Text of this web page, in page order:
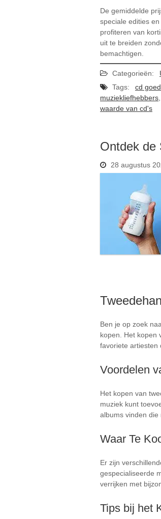
De gemiddelde
speciale edities
profiteren van
uit te breiden
bemachtigen.
Categorieën:
Tags:
cd
muziekliefhebbers
waarde van cd's
Ontdek de
28 augustus
Ben je op zoek
kopen. Het kopen
favoriete artiesten
Voordelen
Het kopen van
muziek kunt
albums vinden die
Waar Te
Er zijn
gespecialiseerde
verrijken met
Tips bij het